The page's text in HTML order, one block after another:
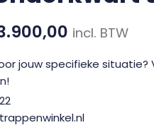
incl. BTW
jouw specifieke